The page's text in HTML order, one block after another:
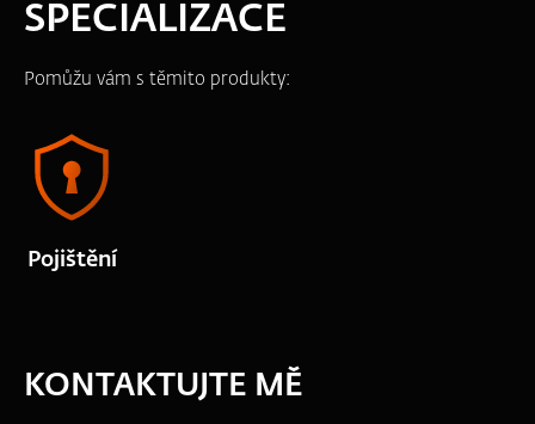
SPECIALIZACE
Pomůžu vám s těmito produkty:
Pojištění
KONTAKTUJTE MĚ